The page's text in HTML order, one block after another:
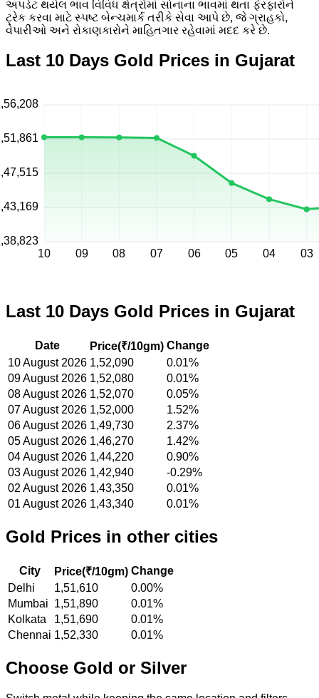
અપડેટ થયેલ ભાવ વિવિધ ક્ષેત્રોમાં સોનાના ભાવમાં થતા ફેરફારોને
ટ્રેક કરવા માટે સ્પષ્ટ બેન્ચમાર્ક તરીકે સેવા આપે છે, જે ગ્રાહકો,
વેપારીઓ અને રોકાણકારોને માહિતગાર રહેવામાં મદદ કરે છે.
Last 10 Days Gold Prices in Gujarat
10
09 08 07 06 05 04 03
Last 10 Days Gold Prices in Gujarat
Date Price(₹/10gm) Change
10 August 2026 1,52,090
0.01%
09 August 2026 1,52,080
0.01%
08 August 2026 1,52,070
0.05%
07 August 2026 1,52,000
1.52%
06 August 2026 1,49,730
2.37%
05 August 2026 1,46,270
1.42%
04 August 2026 1,44,220
0.90%
03 August 2026 1,42,940
-0.29%
02 August 2026 1,43,350
0.01%
01 August 2026 1,43,340 0.01%
Gold Prices in other cities
City Price(₹/10gm) Change
Delhi
1,51,610
0.00%
Mumbai 1,51,890
0.01%
Kolkata
1,51,690
0.01%
Chennai 1,52,330 0.01%
Choose Gold or Silver